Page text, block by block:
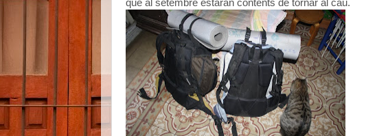
que al setembre estaran contents de tornar al cau.